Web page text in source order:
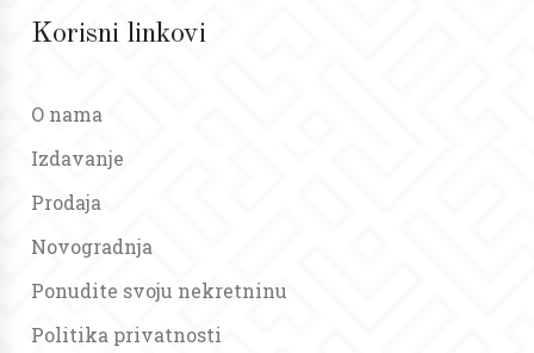
Korisni linkovi
O nama
Izdavanje
Prodaja
Novogradnja
Ponudite svoju nekretninu
Politika privatnosti